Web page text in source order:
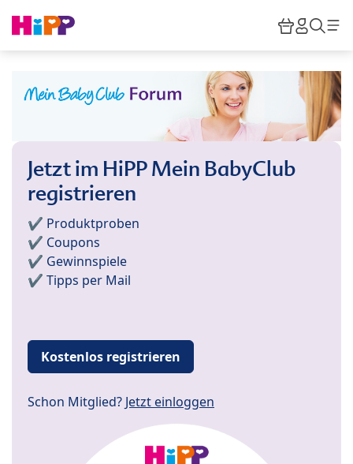
HiPP
Jetzt im HiPP Mein BabyClub
registrieren
✔️ Produktproben
✔️ Coupons
✔️ Gewinnspiele
✔️ Tipps per Mail
Kostenlos registrieren
Schon Mitglied? Jetzt einloggen